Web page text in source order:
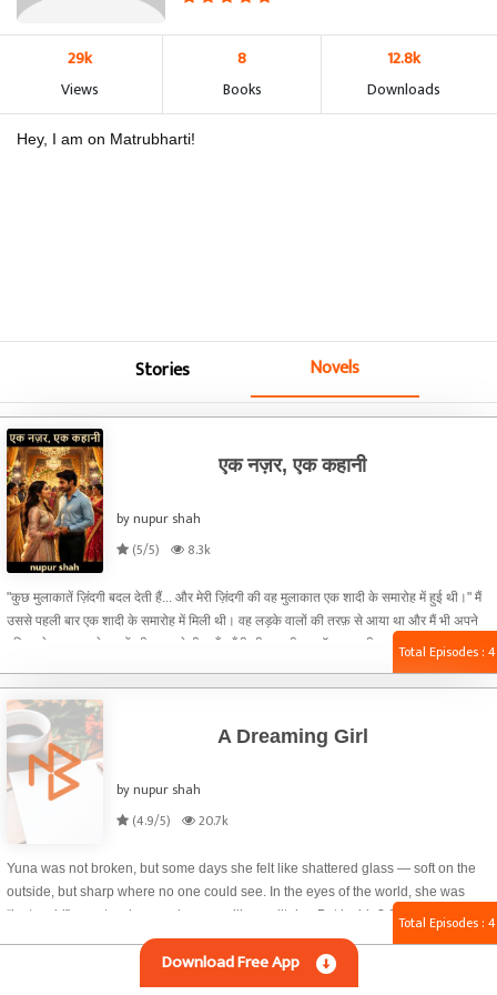
29k
Views
8
Books
12.8k
Downloads
Hey, I am on Matrubharti!
Stories Novels
एक नज़र, एक कहानी
by nupur shah
(5/5)
8.3k
"कुछ मुलाकातें ज़िंदगी बदल देती हैं... और मेरी ज़िंदगी की वह मुलाकात एक शादी के समारोह में हुई थी।" मैं
उससे पहली बार एक शादी के समारोह में मिली थी। वह लड़के वालों की तरफ़ से आया था और मैं भी अपने
परिवार के साथ लड़के वालों की तरफ़ से ही वहाँ पहुँची थी। शादी का हॉल बहुत ही खूबसूरती से सजाया गया
थी। हर कोई अपने रिश्तेदारों से मिल रहा था, हँसी-मज़ाक कर रहा था और शादी की खुशियों में शामिल था।
Total Episodes : 4
A Dreaming Girl
by nupur shah
(4.9/5)
20.7k
Yuna was not broken, but some days she felt like shattered glass — soft on the
outside, but sharp where no one could see. In the eyes of the world, she was
“just a girl” — cute, clumsy, always smiling politely... But inside? She was
drowning. She lived in a house filled with noise, but no one heard her. People
around her talked, advised, judged… but never listened. They saw her tears as
drama. Her silence as mood swings. Her dreams as childish nonsense.
Total Episodes : 4
Download Free App